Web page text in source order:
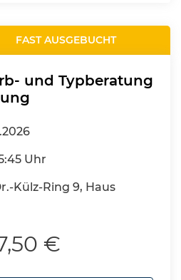
FAST AUSGEBUCHT
und Typberatung
Uhr
Külz-Ring 9, Haus
€